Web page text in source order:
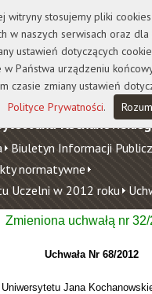
Kontakt Biblioteka
Jana
Biuletyn Informacji
normatywne
Uczelni w 2012 roku
Zmieniona uchwałą nr
Uchwała Nr 68/2012
Jana
witryny stosujemy pliki
w naszych serwisach oraz dla
ustawień dotyczących
w Państwa urządzeniu
czasie zmiany ustawień
Polityce Prywatności.